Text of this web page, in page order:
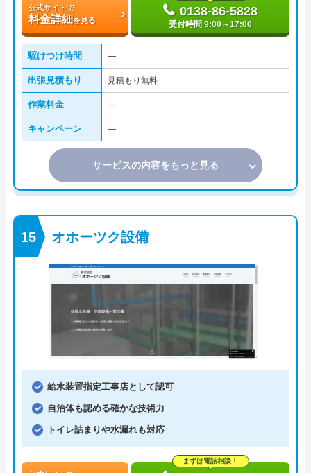
公式サイトで
料金詳細を見る
0138-86-5828
受付時間 9:00～17:00
駆けつけ時間 ―
出張見積もり 見積もり無料
作業料金 ―
キャンペーン ―
サービスの内容をもっと見る
オホーツク設備
給水装置指定工事店として認可
自治体も認める確かな技術力
トイレ詰まりや水漏れも対応
まずは電話相談！